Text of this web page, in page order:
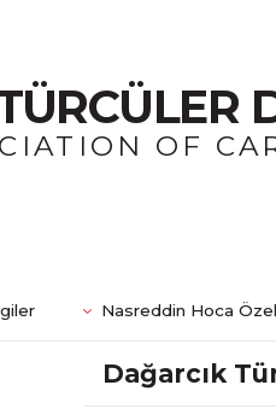
OF
Nasreddin Hoca Özel
Dağarcık